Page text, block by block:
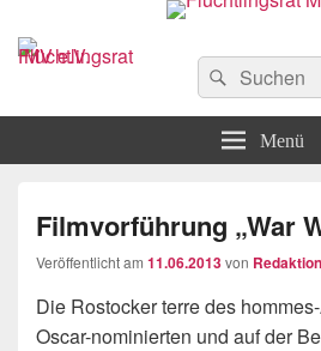
Flüchtlingsrat MV
Schwerin
Suchen
nach:
Suchen
Menü
Filmvorführung „War
Veröffentlicht am 11.06.2013von Redaktion
Die Rostocker terre des
Oscar-nominierten und auf der